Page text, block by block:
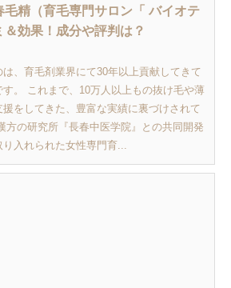
毛精（育毛専門サロン「 バイオテ
＆効果！成分や評判は？
、育毛剤業界にて30年以上貢献してきて
。 これまで、10万人以上もの抜け毛や薄
をしてきた、豊富な実績に裏づけされて
方の研究所『長春中医学院』との共同開発
入れられた女性専門育...